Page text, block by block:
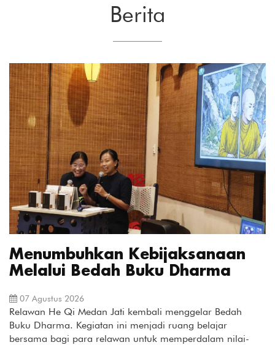
Berita
Menumbuhkan Kebijaksanaan
Melalui Bedah Buku Dharma
07 Agustus 2026
Relawan He Qi Medan Jati kembali menggelar Bedah
Buku Dharma. Kegiatan ini menjadi ruang belajar
bersama bagi para relawan untuk memperdalam nilai-